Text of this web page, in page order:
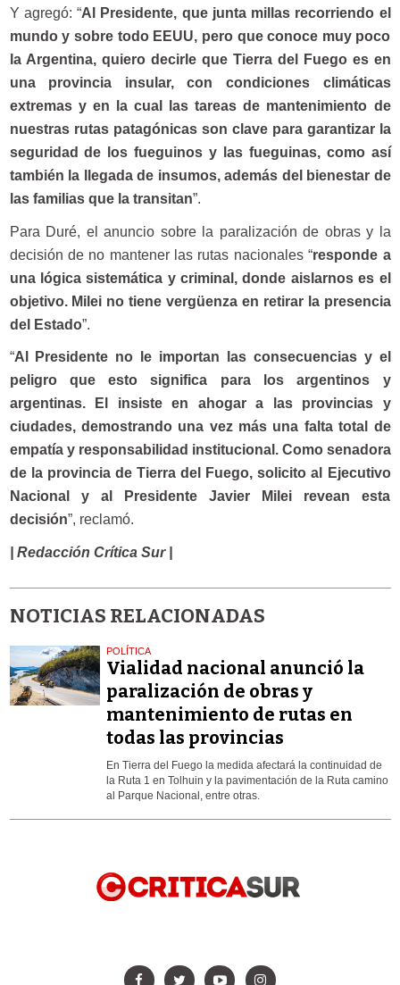
Y agregó: “Al Presidente, que junta millas recorriendo el
mundo y sobre todo EEUU, pero que conoce muy poco
la Argentina, quiero decirle que Tierra del Fuego es en
una provincia insular, con condiciones climáticas
extremas y en la cual las tareas de mantenimiento de
nuestras rutas patagónicas son clave para garantizar la
seguridad de los fueguinos y las fueguinas, como así
también la llegada de insumos, además del bienestar de
las familias que la transitan”.
Para Duré, el anuncio sobre la paralización de obras y la
decisión de no mantener las rutas nacionales “responde a
una lógica sistemática y criminal, donde aislarnos es el
objetivo. Milei no tiene vergüenza en retirar la presencia
del Estado”.
“Al Presidente no le importan las consecuencias y el
peligro que esto significa para los argentinos y
argentinas. El insiste en ahogar a las provincias y
ciudades, demostrando una vez más una falta total de
empatía y responsabilidad institucional. Como senadora
de la provincia de Tierra del Fuego, solicito al Ejecutivo
Nacional y al Presidente Javier Milei revean esta
decisión”, reclamó.
| Redacción Crítica Sur |
NOTICIAS RELACIONADAS
POLÍTICA
Vialidad nacional anunció la
paralización de obras y
mantenimiento de rutas en
todas las provincias
En Tierra del Fuego la medida afectará la continuidad de
la Ruta 1 en Tolhuin y la pavimentación de la Ruta camino
al Parque Nacional, entre otras.